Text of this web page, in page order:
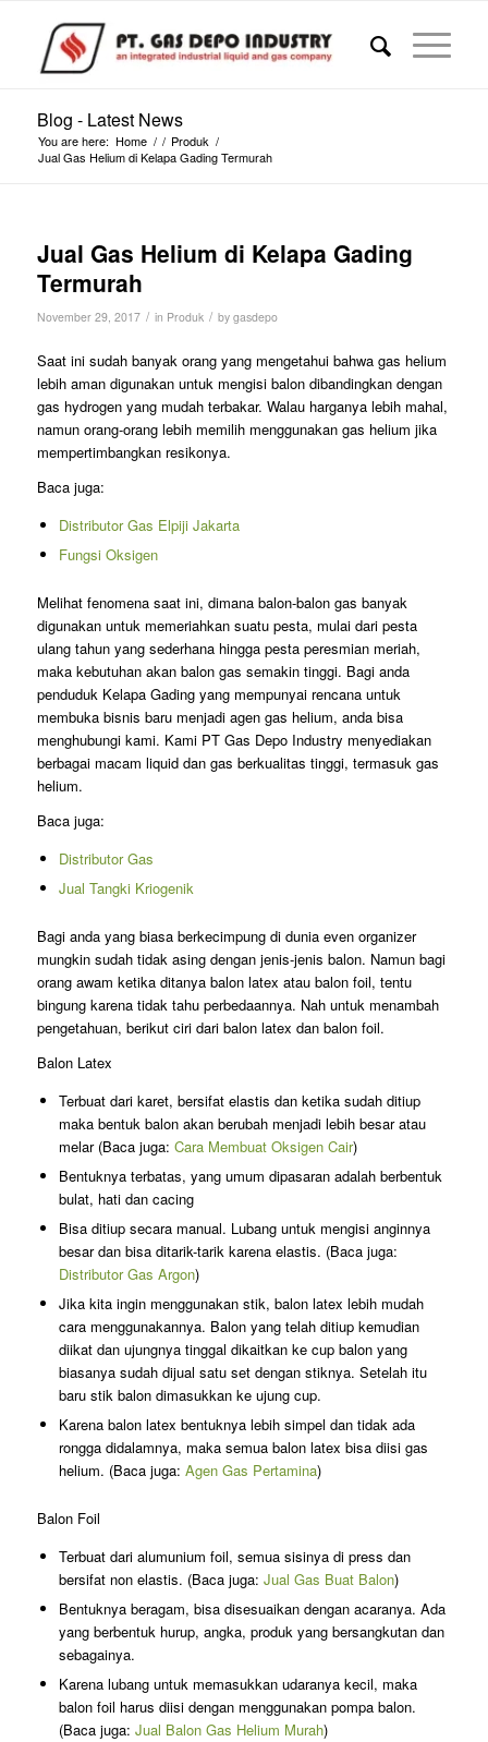
Blog - Latest News
You are here: Home / / Produk /
Jual Gas Helium di Kelapa Gading Termurah
Jual Gas Helium di Kelapa Gading
Termurah
November 29, 2017 / in Produk / by gasdepo
Saat ini sudah banyak orang yang mengetahui bahwa gas helium
lebih aman digunakan untuk mengisi balon dibandingkan dengan
gas hydrogen yang mudah terbakar. Walau harganya lebih mahal,
namun orang-orang lebih memilih menggunakan gas helium jika
mempertimbangkan resikonya.
Baca juga:
Distributor Gas Elpiji Jakarta
Fungsi Oksigen
Melihat fenomena saat ini, dimana balon-balon gas banyak
digunakan untuk memeriahkan suatu pesta, mulai dari pesta
ulang tahun yang sederhana hingga pesta peresmian meriah,
maka kebutuhan akan balon gas semakin tinggi. Bagi anda
penduduk Kelapa Gading yang mempunyai rencana untuk
membuka bisnis baru menjadi agen gas helium, anda bisa
menghubungi kami. Kami PT Gas Depo Industry menyediakan
berbagai macam liquid dan gas berkualitas tinggi, termasuk gas
helium.
Baca juga:
Distributor Gas
Jual Tangki Kriogenik
Bagi anda yang biasa berkecimpung di dunia even organizer
mungkin sudah tidak asing dengan jenis-jenis balon. Namun bagi
orang awam ketika ditanya balon latex atau balon foil, tentu
bingung karena tidak tahu perbedaannya. Nah untuk menambah
pengetahuan, berikut ciri dari balon latex dan balon foil.
Balon Latex
Terbuat dari karet, bersifat elastis dan ketika sudah ditiup
maka bentuk balon akan berubah menjadi lebih besar atau
melar (Baca juga: Cara Membuat Oksigen Cair)
Bentuknya terbatas, yang umum dipasaran adalah berbentuk
bulat, hati dan cacing
Bisa ditiup secara manual. Lubang untuk mengisi anginnya
besar dan bisa ditarik-tarik karena elastis. (Baca juga:
Distributor Gas Argon)
Jika kita ingin menggunakan stik, balon latex lebih mudah
cara menggunakannya. Balon yang telah ditiup kemudian
diikat dan ujungnya tinggal dikaitkan ke cup balon yang
biasanya sudah dijual satu set dengan stiknya. Setelah itu
baru stik balon dimasukkan ke ujung cup.
Karena balon latex bentuknya lebih simpel dan tidak ada
rongga didalamnya, maka semua balon latex bisa diisi gas
helium. (Baca juga: Agen Gas Pertamina)
Balon Foil
Terbuat dari alumunium foil, semua sisinya di press dan
bersifat non elastis. (Baca juga: Jual Gas Buat Balon)
Bentuknya beragam, bisa disesuaikan dengan acaranya. Ada
yang berbentuk hurup, angka, produk yang bersangkutan dan
sebagainya.
Karena lubang untuk memasukkan udaranya kecil, maka
balon foil harus diisi dengan menggunakan pompa balon.
(Baca juga: Jual Balon Gas Helium Murah)